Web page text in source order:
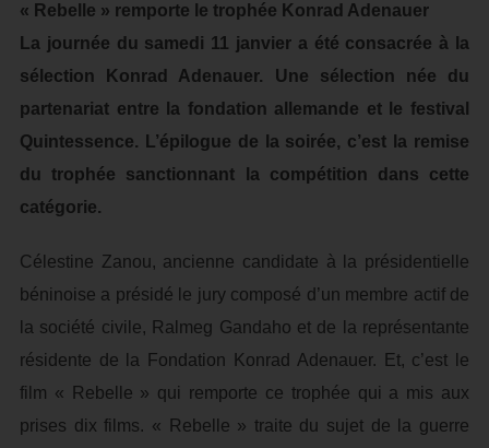
« Rebelle » remporte le trophée Konrad Adenauer
La journée du samedi 11 janvier a été consacrée à la
sélection Konrad Adenauer. Une sélection née du
partenariat entre la fondation allemande et le festival
Quintessence. L’épilogue de la soirée, c’est la remise
du trophée sanctionnant la compétition dans cette
catégorie.
Célestine Zanou, ancienne candidate à la présidentielle
béninoise a présidé le jury composé d’un membre actif de
la société civile, Ralmeg Gandaho et de la représentante
résidente de la Fondation Konrad Adenauer. Et, c’est le
film « Rebelle » qui remporte ce trophée qui a mis aux
prises dix films. « Rebelle » traite du sujet de la guerre